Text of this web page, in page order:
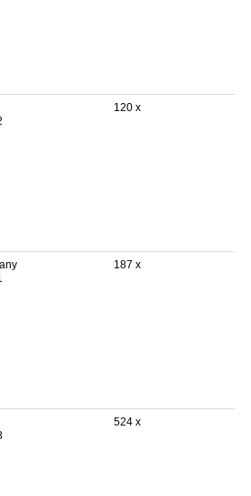
120 x
187 x
524 x